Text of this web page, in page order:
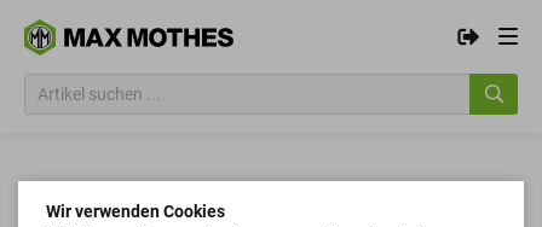
Wir verwenden Cookies